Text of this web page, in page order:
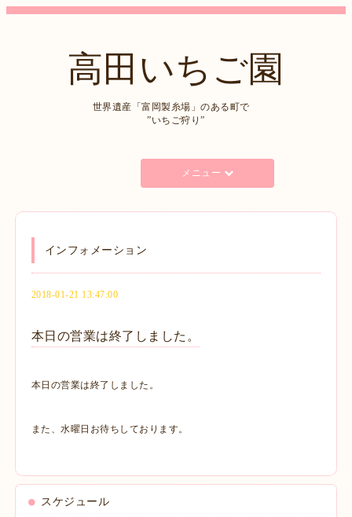
高田いちご園
世界遺産「富岡製糸場」のある町で
”いちご狩り”
メニュー
インフォメーション
2018-01-21 13:47:00
本日の営業は終了しました。
本日の営業は終了しました。
また、水曜日お待ちしております。
スケジュール